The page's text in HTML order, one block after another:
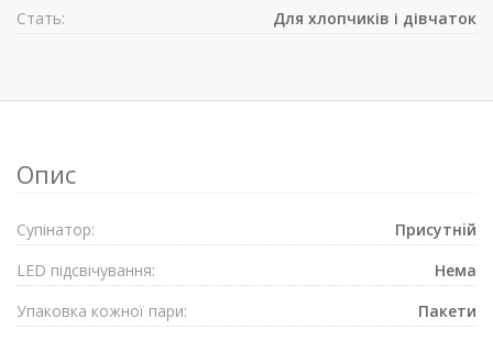
Стать:
Для хлопчиків і дівчаток
Опис
Супiнатор:
Присутнiй
LED підсвічування:
Нема
Упаковка кожної пари:
Пакети